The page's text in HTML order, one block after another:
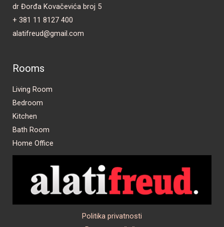
dr Đorđa Kovačevića broj 5
+ 381 11 8127 400
alatifreud@gmail.com
Rooms
Living Room
Bedroom
Kitchen
Bath Room
Home Office
Politika privatnosti